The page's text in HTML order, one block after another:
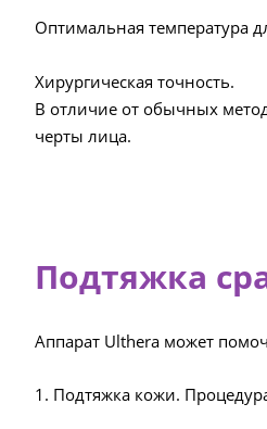
Оптимальная температура
Хирургическая точность.
В отличие от обычных
черты лица.
Подтяжка
Аппарат Ulthera может
1. Подтяжка кожи.